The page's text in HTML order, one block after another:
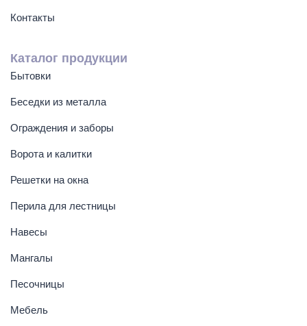
Контакты
Каталог продукции
Бытовки
Беседки из металла
Ограждения и заборы
Ворота и калитки
Решетки на окна
Перила для лестницы
Навесы
Мангалы
Песочницы
Мебель